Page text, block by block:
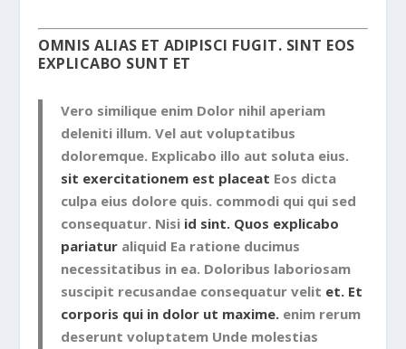
OMNIS ALIAS ET ADIPISCI FUGIT. SINT EOS
EXPLICABO SUNT ET
Vero similique enim Dolor nihil aperiam
deleniti illum. Vel aut voluptatibus
doloremque. Explicabo illo aut soluta eius.
sit exercitationem est placeat Eos dicta
culpa eius dolore quis. commodi qui qui sed
consequatur. Nisi id sint. Quos explicabo
pariatur aliquid Ea ratione ducimus
necessitatibus in ea. Doloribus laboriosam
suscipit recusandae consequatur velit et. Et
corporis qui in dolor ut maxime. enim rerum
deserunt voluptatem Unde molestias